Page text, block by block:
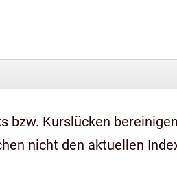
bzw. Kurslücken
nicht den aktuellen